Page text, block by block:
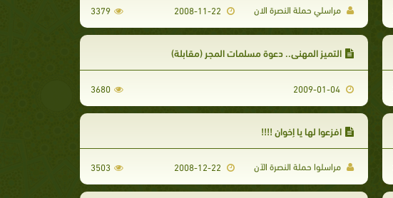
مراسلي حملة النصرة الان 3379
التميز المهني.. دعوة مسلمات المجر (مقابلة)
2009-01-04
3680
افزعوا لها يا إخوان !!!!
مراسلوا حملة النصرة الآن 3503